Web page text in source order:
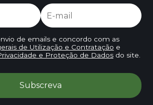
de emails e concordo com as
de Utilização e Contratação e
e Proteção de Dadosdo site.